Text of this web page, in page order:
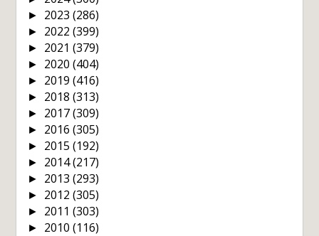
► 2023(286)
► 2022(399)
► 2021(379)
► 2020(404)
► 2019(416)
► 2018(313)
► 2017(309)
► 2016(305)
► 2015(192)
► 2014(217)
► 2013(293)
► 2012(305)
► 2011(303)
► 2010(116)